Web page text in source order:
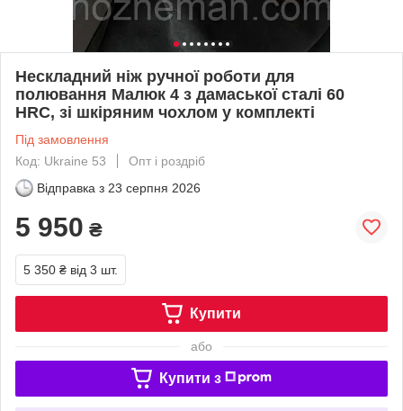
Нескладний ніж ручної роботи для
полювання Малюк 4 з дамаської сталі 60
HRC, зі шкіряним чохлом у комплекті
Під замовлення
Код: Ukraine 53
Опт і роздріб
Відправка з 23 серпня 2026
5 950 ₴
5 350 ₴ від 3 шт.
Купити
або
Купити з